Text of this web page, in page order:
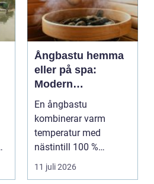
Ångbastu hemma
eller på spa:
Modern
återhämtning med
uråldrig logik
En ångbastu
kombinerar varm
temperatur med
nästintill 100 %
luftfuktighet för att
sk...
11 juli 2026